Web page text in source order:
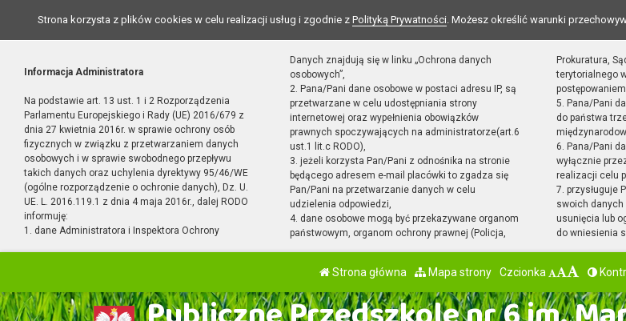
Strona korzysta z plików cookies w celu realizacji usług i zgodnie z Polityką Prywatności. Możesz określić warunki
Informacja Administratora
Na podstawie art. 13 ust. 1 i 2 Rozporządzenia
Parlamentu Europejskiego i Rady (UE) 2016/679 z
dnia 27 kwietnia 2016r. w sprawie ochrony osób
fizycznych w związku z przetwarzaniem danych
osobowych i w sprawie swobodnego przepływu
takich danych oraz uchylenia dyrektywy 95/46/WE
(ogólne rozporządzenie o ochronie danych), Dz. U.
UE. L. 2016.119.1 z dnia 4 maja 2016r., dalej RODO
informuję:
1. dane Administratora i Inspektora Ochrony
Danych znajdują się w linku „Ochrona danych
osobowych”,
2. Pana/Pani dane osobowe w postaci adresu IP, są
przetwarzane w celu udostępniania strony
internetowej oraz wypełnienia obowiązków
prawnych spoczywających na administratorze(art.6
ust.1 lit.c RODO),
3. jeżeli korzysta Pan/Pani z odnośnika na stronie
będącego adresem e-mail placówki to zgadza się
Pan/Pani na przetwarzanie danych w celu
udzielenia odpowiedzi,
4. dane osobowe mogą być przekazywane organom
państwowym, organom ochrony prawnej (Policja,
Prokuratura,
terytorialnego
5. Pana/Pani
do państwa
6. Pana/Pani
wyłącznie
realizacji celu
7. przysługuje
swoich
usunięcia lub
do wniesienia
Strona główna Mapa strony Czcionka